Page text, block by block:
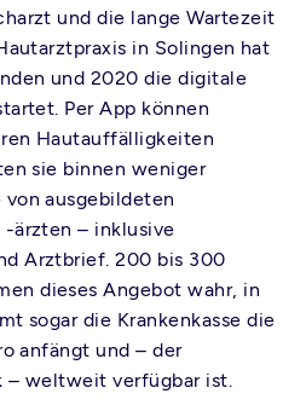
und die lange Wartezeit
in Solingen hat
und 2020 die digitale
Per App können
Hautauffälligkeiten
sie binnen weniger
ausgebildeten
ärzten – inklusive
Arztbrief. 200 bis 300
dieses Angebot wahr, in
sogar die Krankenkasse die
anfängt und – der
– weltweit verfügbar ist.